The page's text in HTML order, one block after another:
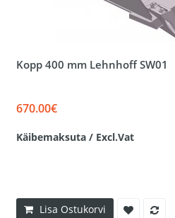
Kopp 400 mm Lehnhoff SW01
670.00€
Käibemaksuta / Excl.Vat
Lisa Ostukorvi